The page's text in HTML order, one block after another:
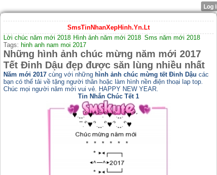
SmsTinNhanXepHinh.Yn.Lt
Lời chúc năm mới 2018 Hình ảnh năm mới 2018 Sms năm mới 2018
Tags: hinh anh nam moi 2017
Những hình ảnh chúc mừng năm mới 2017
Tết Đinh Dậu đẹp được săn lùng nhiều nhất
Năm mới 2017 cùng với những hình ảnh chúc mừng tết Đinh Dậu các
bạn có thể tải về tặng người thân hoặc làm hình nền điện thoại lap top.
Chúc mọi người năm mới vui vẻ. HAPPY NEW YEAR.
Tin Nhắn Chúc Tết 1